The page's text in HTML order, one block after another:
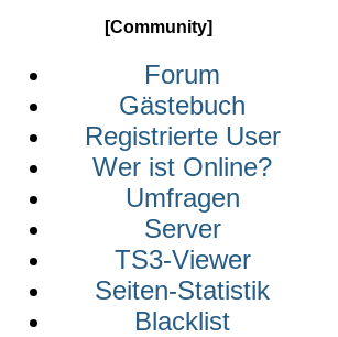
[Community]
Forum
Gästebuch
Registrierte User
Wer ist Online?
Umfragen
Server
TS3-Viewer
Seiten-Statistik
Blacklist